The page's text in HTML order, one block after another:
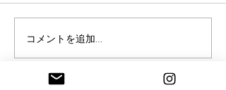
脳内ヒ－リングのご感想
🍃
コメントを追加…